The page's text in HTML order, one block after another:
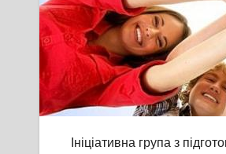
Ініціативна група з